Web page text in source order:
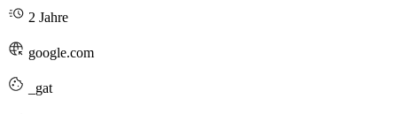
2 Jahre
google.com
_gat